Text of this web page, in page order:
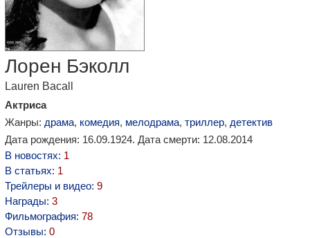
Лорен Бэколл
Lauren Bacall
Актриса
Жанры: драма, комедия, мелодрама, триллер, детектив
Дата рождения: 16.09.1924. Дата смерти: 12.08.2014
В новостях: 1
В статьях: 1
Трейлеры и видео: 9
Награды: 3
Фильмография: 78
Отзывы: 0